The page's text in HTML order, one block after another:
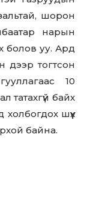
шорон
нарын
болов уу. Ард
дээр тогтсон
10
татахгүй байх
холбогдох шүүх
байна.